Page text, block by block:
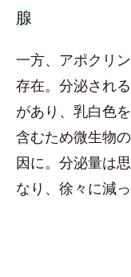
腺
一方、アポクリ
存在。分泌され
があり、乳白色
含むため微生物
因に。分泌量は
なり、徐々に減っ